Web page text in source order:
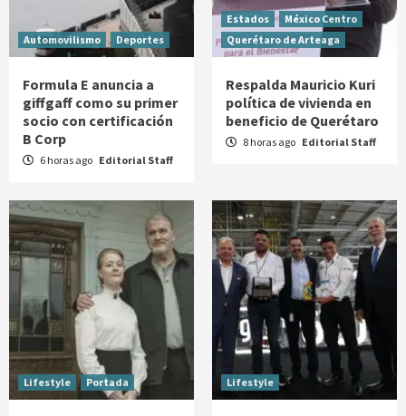
Automovilismo Deportes
Formula E anuncia a
giffgaff como su primer
socio con certificación
B Corp
6 horas ago Editorial Staff
Estados
México Centro
Querétaro de Arteaga
Respalda Mauricio Kuri
política de vivienda en
beneficio de Querétaro
8 horas ago Editorial Staff
Lifestyle Portada Lifestyle